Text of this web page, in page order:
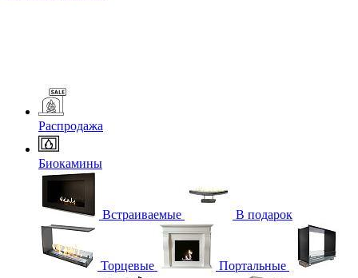
Распродажа
Биокамины
Встраиваемые В подарок
Торцевые Портальные